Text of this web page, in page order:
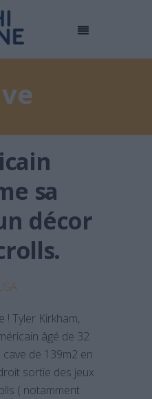
sa
décor
! Tyler Kirkham,
âgé de 32
de 139m2 en
sortie des jeux
( notamment